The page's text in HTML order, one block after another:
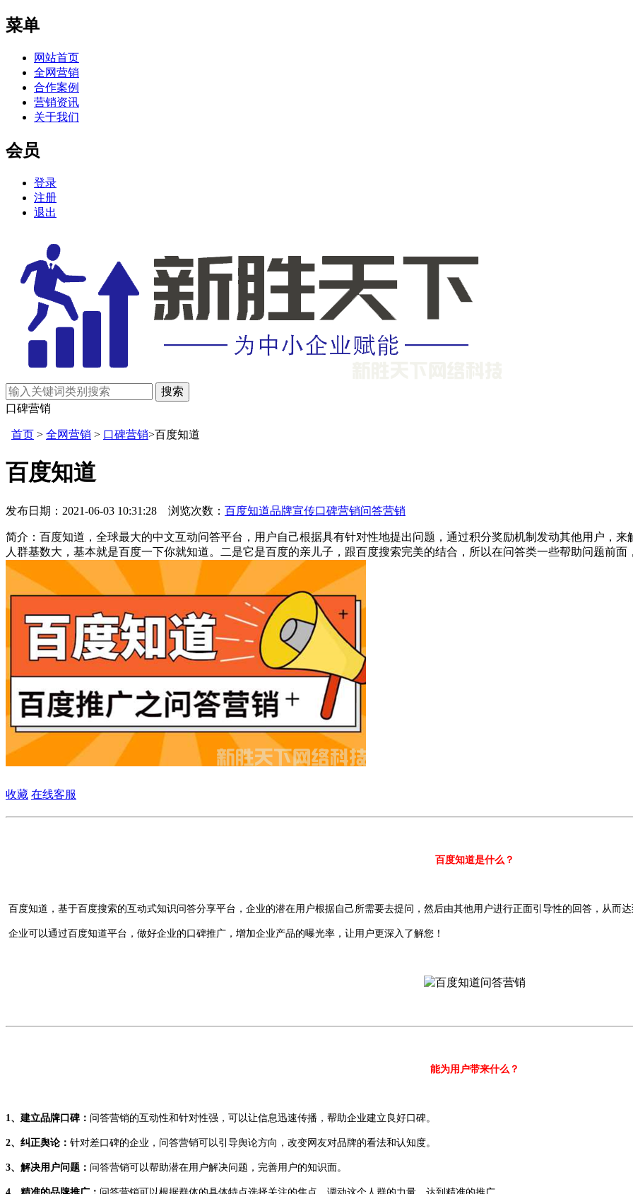
菜单
网站首页
全网营销
合作案例
营销资讯
关于我们
会员
登录
注册
退出
口碑营销
首页 > 全网营销 > 口碑营销>百度知道
百度知道
发布日期：2021-06-03 10:31:28 浏览次数： 百度知道品牌宣传口碑营销问答营销
简介：百度知道，全球最大的中文互动问答平台，用户自己根据具有针对性地提出问题，通过积分奖励机制发动其他用户，
人群基数大，基本就是百度一下你就知道。二是它是百度的亲儿子，跟百度搜索完美的结合，所以在问答类一些帮助问题前面
收藏 在线客服
百度知道是什么？
百度知道，基于百度搜索的互动式知识问答分享平台，企业的潜在用户根据自己所需要去提问，然后由其他用户进行正面引导性的回答，从而达
企业可以通过百度知道平台，做好企业的口碑推广，增加企业产品的曝光率，让用户更深入了解您！
能为用户带来什么？
1、建立品牌口碑： 问答营销的互动性和针对性强，可以让信息迅速传播，帮助企业建立良好口碑。
2、纠正舆论： 针对差口碑的企业，问答营销可以引导舆论方向，改变网友对品牌的看法和认知度。
3、解决用户问题： 问答营销可以帮助潜在用户解决问题，完善用户的知识面。